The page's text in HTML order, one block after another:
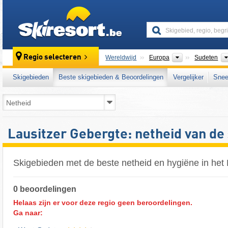
Regio selecteren Wereldwijd Europa Continenten
Sudeten
Skigebieden Beste skigebieden & Beoordelingen Vergelijker
Lausitzer Gebergte: netheid van
Skigebieden met de beste netheid en hygiëne in het
0 beoordelingen
Helaas zijn er voor deze regio geen beroordelingen.
Ga naar: